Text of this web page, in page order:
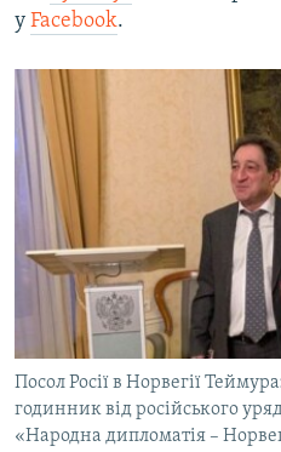
у Facebook.
Посол Росії в Норвегії
годинник від російського
«Народна дипломатія –